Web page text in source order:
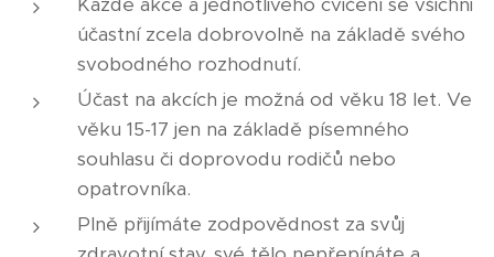
účastní zcela dobrovolně na základě svého
svobodného rozhodnutí.
Účast na akcích je možná od věku 18 let. Ve
věku 15-17 jen na základě písemného
souhlasu či doprovodu rodičů nebo
opatrovníka.
Plně přijímáte zodpovědnost za svůj